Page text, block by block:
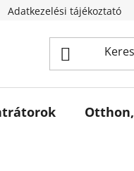
Adatkezelési tájékoztató